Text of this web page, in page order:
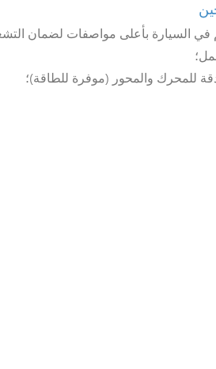
في السيارة بأعلى مواصفات لضمان
للمحرك والمحور (موفرة للطاقة)؛